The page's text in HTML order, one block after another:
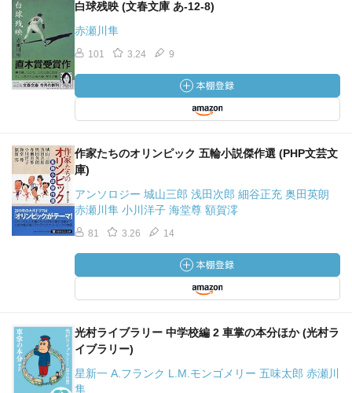
白球残映 (文春文庫 あ-12-8)
赤瀬川隼
101 3.24 9
作家たちのオリンピック 五輪小説傑作選 (PHP文芸文
庫)
アンソロジー 城山三郎 浅田次郎 細谷正充 奥田英朗
赤瀬川隼 小川洋子 海堂尊 額賀澪
81 3.26 14
光村ライブラリー 中学校編 2 車掌の本分ほか (光村ラ
イブラリー)
星新一 A.フランク L.M.モンゴメリー 五味太郎 赤瀬川
隼